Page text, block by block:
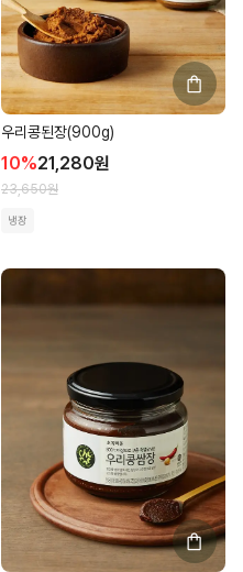
우리콩된장(900g)
10%21,280원
23,650원
냉장